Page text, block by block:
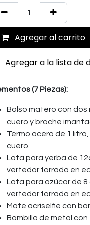
Agregar al carrito
Agregar a la lista de
(7 Piezas):
Bolso matero con dos
cuero y broche
Termo acero de 1
cuero.
Lata para yerba de
vertedor forrada en
Lata para azúcar de 8
vertedor forrada en
Mate acriselfie con
Bombilla de metal